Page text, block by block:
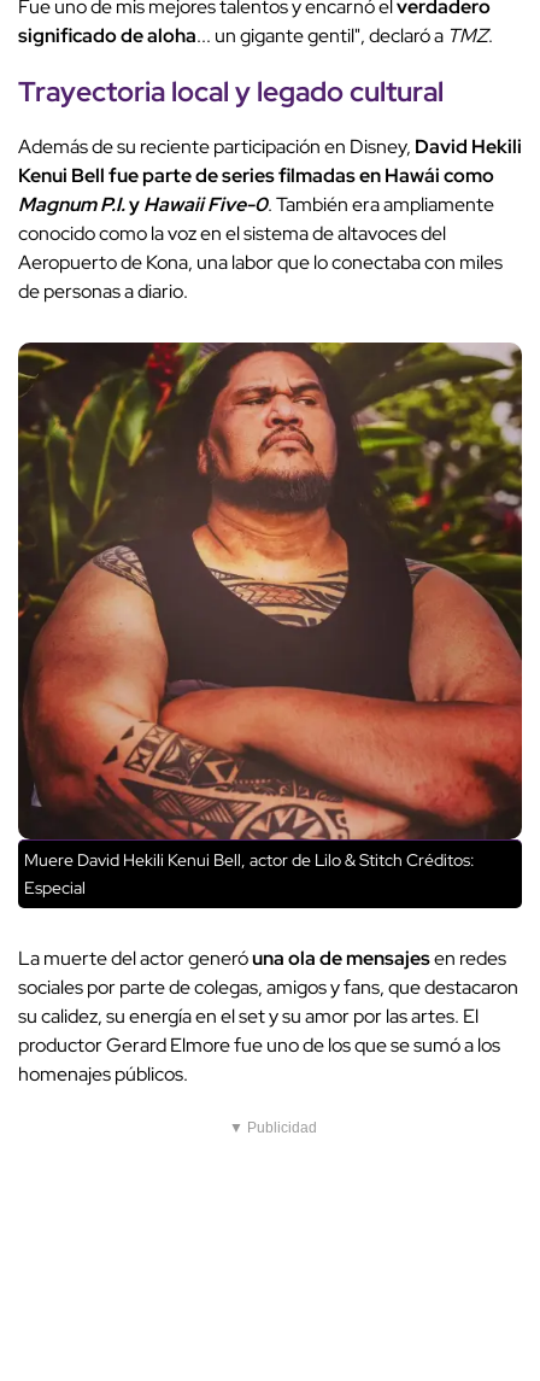
Fue uno de mis mejores talentos y encarnó el verdadero
significado de aloha... un gigante gentil", declaró a TMZ.
Trayectoria local y legado cultural
Además de su reciente participación en Disney, David Hekili
Kenui Bell fue parte de series filmadas en Hawái como
Magnum P.I.yHawaii Five-0. También era ampliamente
conocido como la voz en el sistema de altavoces del
Aeropuerto de Kona, una labor que lo conectaba con miles
de personas a diario.
Muere David Hekili Kenui Bell, actor de Lilo & Stitch Créditos:
Especial
La muerte del actor generóuna ola de mensajesen redes
sociales por parte de colegas, amigos y fans, que destacaron
su calidez, su energía en el set y su amor por las artes. El
productor Gerard Elmore fue uno de los que se sumó a los
homenajes públicos.
▼ Publicidad